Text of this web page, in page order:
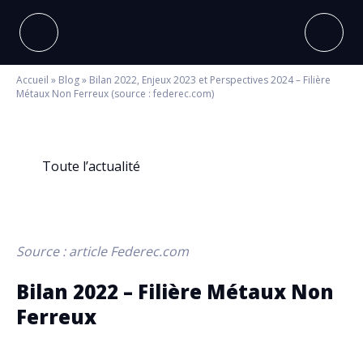
Accueil » Blog» Bilan 2022, Enjeux 2023 et Perspectives 2024 – Filière
Métaux Non Ferreux (source : federec.com)
Toute l’actualité
Source : article Federec.com
Bilan 2022 – Filière Métaux Non
Ferreux